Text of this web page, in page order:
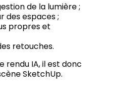
de la lumière ;
des espaces ;
propres et
retouches.
IA, il est donc
SketchUp.